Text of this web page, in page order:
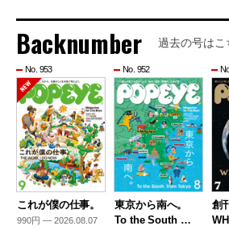
Backnumber 過去の号はこ
No. 953
これが僕の仕事。
990円 — 2026.08.07
No. 952
東京から南へ。
To the South …
創